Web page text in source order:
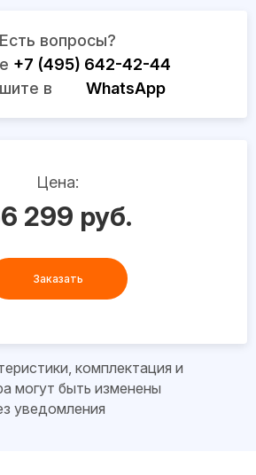
Есть вопросы?
+7 (495) 642-42-44
в
WhatsApp
Цена:
299 руб.
Заказать
комплектация и
могут быть изменены
уведомления